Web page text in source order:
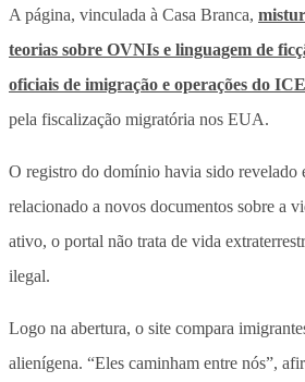
A página, vinculada à Casa Branca,
teorias sobre OVNIs e linguagem de
oficiais de imigração e operações do ICE
pela fiscalização migratória nos EUA.
O registro do domínio havia sido revelado
relacionado a novos documentos sobre a
ativo, o portal não trata de vida
ilegal.
Logo na abertura, o site compara
alienígena. “Eles caminham entre nós”,